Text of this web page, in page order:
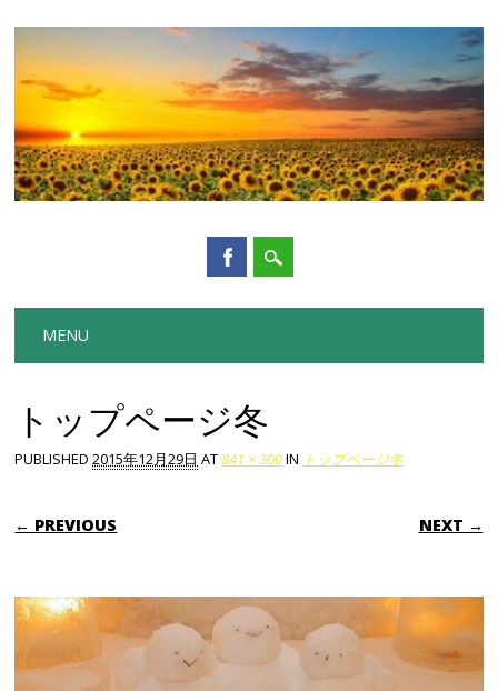
Main menu
MENU
トップページ冬
PUBLISHED2015年12月29日 AT841 × 300IN トップページ冬
← PREVIOUS NEXT →